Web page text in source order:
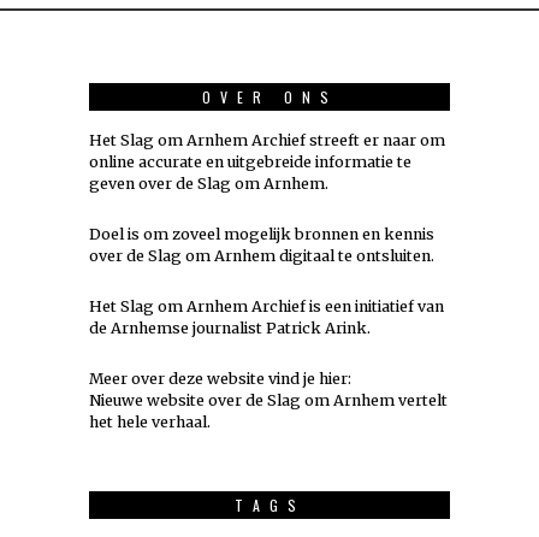
OVER ONS
Het Slag om Arnhem Archief streeft er naar om
online accurate en uitgebreide informatie te
geven over de Slag om Arnhem.
Doel is om zoveel mogelijkbronnen en kennis
over de Slag om Arnhem digitaal te ontsluiten.
Het Slag om Arnhem Archief is een initiatief van
de Arnhemse journalist Patrick Arink.
Meer over deze website vind je hier:
Nieuwe website over de Slag om Arnhem vertelt
het hele verhaal.
TAGS